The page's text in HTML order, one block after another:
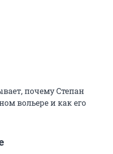
почему Степан
вольере и как его